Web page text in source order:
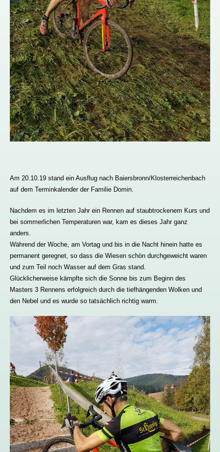
Am 20.10.19 stand ein Ausflug nach Baiersbronn/Klosterreichenbach
auf dem Terminkalender der Familie Domin.
Nachdem es im letzten Jahr ein Rennen auf staubtrockenem Kurs und
bei sommerlichen Temperaturen war, kam es dieses Jahr ganz
anders.
Während der Woche, am Vortag und bis in die Nacht hinein hatte es
permanent geregnet, so dass die Wiesen schön durchgeweicht waren
und zum Teil noch Wasser auf dem Gras stand.
Glücklicherweise kämpfte sich die Sonne bis zum Beginn des
Masters 3 Rennens erfolgreich durch die tiefhängenden Wolken und
den Nebel und es wurde so tatsächlich richtig warm.